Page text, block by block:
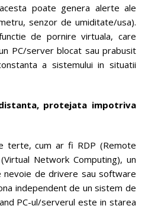
poate genera alerte ale
senzor de umiditate/usa).
de pornire virtuala, care
PC/server blocat sau prabusit
a sistemului in situatii
protejata impotriva
terte, cum ar fi RDP (Remote
Network Computing), un
de drivere sau software
independent de un sistem de
PC-ul/serverul este in starea